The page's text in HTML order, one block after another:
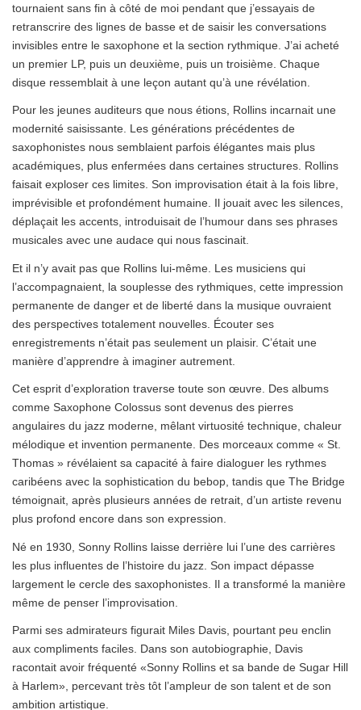
tournaient sans fin à côté de moi pendant que j’essayais de
retranscrire des lignes de basse et de saisir les conversations
invisibles entre le saxophone et la section rythmique. J’ai acheté
un premier LP, puis un deuxième, puis un troisième. Chaque
disque ressemblait à une leçon autant qu’à une révélation.
Pour les jeunes auditeurs que nous étions, Rollins incarnait une
modernité saisissante. Les générations précédentes de
saxophonistes nous semblaient parfois élégantes mais plus
académiques, plus enfermées dans certaines structures. Rollins
faisait exploser ces limites. Son improvisation était à la fois libre,
imprévisible et profondément humaine. Il jouait avec les silences,
déplaçait les accents, introduisait de l’humour dans ses phrases
musicales avec une audace qui nous fascinait.
Et il n’y avait pas que Rollins lui-même. Les musiciens qui
l’accompagnaient, la souplesse des rythmiques, cette impression
permanente de danger et de liberté dans la musique ouvraient
des perspectives totalement nouvelles. Écouter ses
enregistrements n’était pas seulement un plaisir. C’était une
manière d’apprendre à imaginer autrement.
Cet esprit d’exploration traverse toute son œuvre. Des albums
comme Saxophone Colossus sont devenus des pierres
angulaires du jazz moderne, mêlant virtuosité technique, chaleur
mélodique et invention permanente. Des morceaux comme « St.
Thomas » révélaient sa capacité à faire dialoguer les rythmes
caribéens avec la sophistication du bebop, tandis que The Bridge
témoignait, après plusieurs années de retrait, d’un artiste revenu
plus profond encore dans son expression.
Né en 1930, Sonny Rollins laisse derrière lui l’une des carrières
les plus influentes de l’histoire du jazz. Son impact dépasse
largement le cercle des saxophonistes. Il a transformé la manière
même de penser l’improvisation.
Parmi ses admirateurs figurait Miles Davis, pourtant peu enclin
aux compliments faciles. Dans son autobiographie, Davis
racontait avoir fréquenté «Sonny Rollins et sa bande de Sugar Hill
à Harlem», percevant très tôt l’ampleur de son talent et de son
ambition artistique.